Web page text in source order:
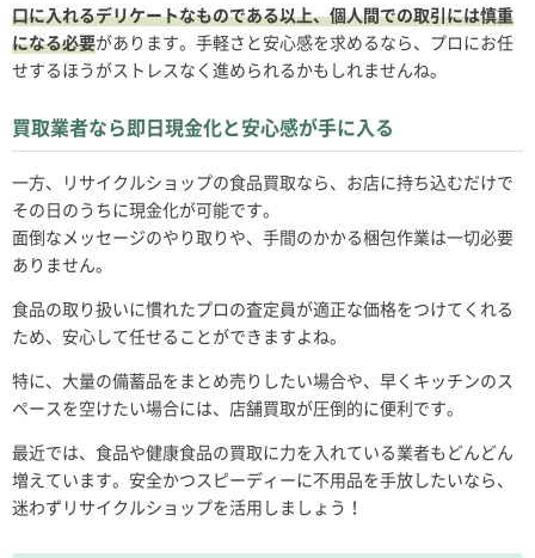
口に入れるデリケートなものである以上、個人間での取引には慎重
になる必要があります。手軽さと安心感を求めるなら、プロにお任
せするほうがストレスなく進められるかもしれませんね。
買取業者なら即日現金化と安心感が手に入る
一方、リサイクルショップの食品買取なら、お店に持ち込むだけで
その日のうちに現金化が可能です。
面倒なメッセージのやり取りや、手間のかかる梱包作業は一切必要
ありません。
食品の取り扱いに慣れたプロの査定員が適正な価格をつけてくれる
ため、安心して任せることができますよね。
特に、大量の備蓄品をまとめ売りしたい場合や、早くキッチンのス
ペースを空けたい場合には、店舗買取が圧倒的に便利です。
最近では、食品や健康食品の買取に力を入れている業者もどんどん
増えています。安全かつスピーディーに不用品を手放したいなら、
迷わずリサイクルショップを活用しましょう！